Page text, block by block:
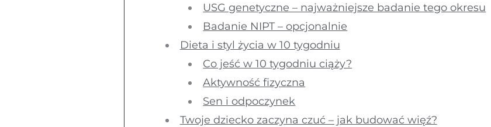
USG genetyczne – najważniejsze badanie tego okresu
Badanie NIPT – opcjonalnie
Dieta i styl życia w 10 tygodniu
Co jeść w 10 tygodniu ciąży?
Aktywność fizyczna
Sen i odpoczynek
Twoje dziecko zaczyna czuć – jak budować więź?